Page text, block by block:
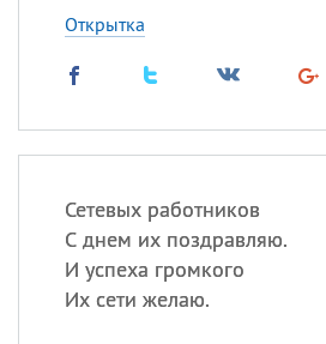
Открытка
Сетевых работников
С днем их поздравляю.
И успеха громкого
Их сети желаю.